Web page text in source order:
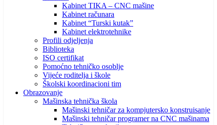
Kabinet TIKA – CNC mašine
Kabinet računara
Kabinet “Turski kutak”
Kabinet elektrotehnike
Profili odjeljenja
Biblioteka
ISO certifikat
Pomoćno tehničko osoblje
Vijeće roditelja i škole
Školski koordinacioni tim
Obrazovanje
Mašinska tehnička škola
Mašinski tehničar za kompjutersko konstruisanje
Mašinski tehničar programer na CNC mašinama